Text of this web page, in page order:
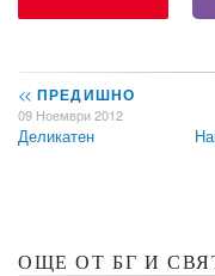
<< ПРЕДИШНО
09 Ноември 2012
Деликатен
ОЩЕ ОТ БГ И